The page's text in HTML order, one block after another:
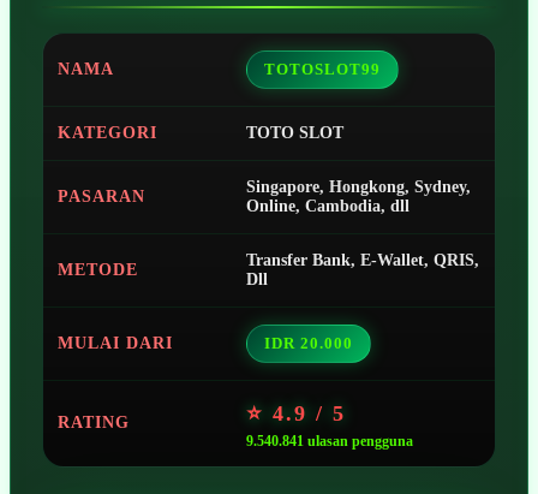
NAMA TOTOSLOT99
KATEGORI TOTO SLOT
PASARAN
Singapore, Hongkong, Sydney,
Online, Cambodia, dll
METODE
Transfer Bank, E-Wallet, QRIS,
Dll
MULAI DARI IDR 20.000
RATING ⭐ 4.9 / 5
9.540.841 ulasan pengguna